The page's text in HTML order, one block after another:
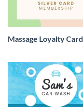
Massage Loyalty Card